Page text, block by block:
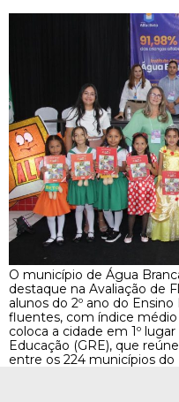
O município de Água
destaque na Avaliação de
alunos do 2º ano do
fluentes, com índice
coloca a cidade em 1º
Educação (GRE), que
entre os 224 municípios do